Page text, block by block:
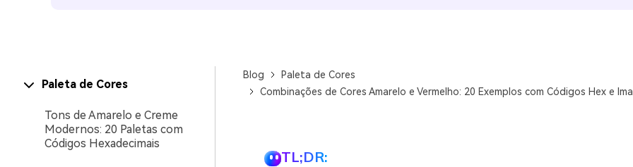
Paleta de Cores
Tons de Amarelo e Creme
Modernos: 20 Paletas com
Códigos Hexadecimais
Blog
Paleta de Cores
Combinações de Cores Amarelo e Vermelho: 20 Exemplos com Códigos Hex e
TL;DR: